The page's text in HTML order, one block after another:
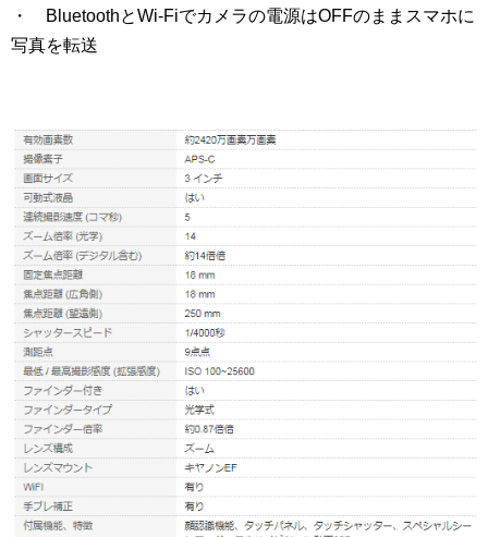
・ BluetoothとWi-Fiでカメラの電源はOFFのままスマホに
写真を転送